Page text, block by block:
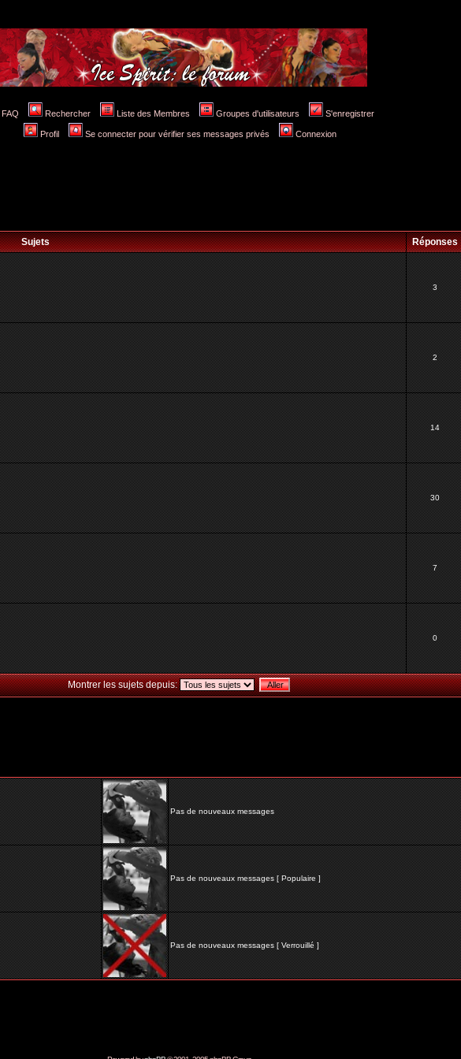
FAQ Rechercher Liste des Membres Groupes d'utilisateurs S'enregistrer
Profil Se connecter pour vérifier ses messages privés Connexion
Sujets Réponses
3
2
14
30
7
0
Montrer les sujets depuis:
Pas de nouveaux messages
Pas de nouveaux messages [ Populaire ]
Pas de nouveaux messages [ Verrouillé ]